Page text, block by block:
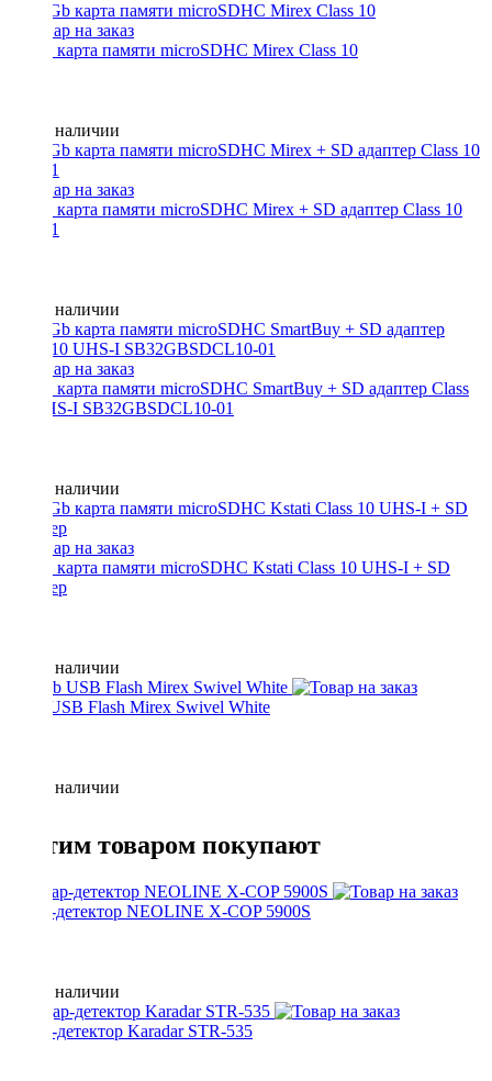
16 Gb карта памяти microSDHC Mirex Class 10
Нет в наличии
32 Gb карта памяти microSDHC Mirex + SD адаптер Class 10
UHS-1
Нет в наличии
32 Gb карта памяти microSDHC SmartBuy + SD адаптер Class
10 UHS-I SB32GBSDCL10-01
Нет в наличии
32 Gb карта памяти microSDHC Kstati Class 10 UHS-I + SD
адаптер
Нет в наличии
8 Gb USB Flash Mirex Swivel White
Нет в наличии
С этим товаром покупают
радар-детектор NEOLINE X-COP 5900S
Нет в наличии
Радар-детектор Karadar STR-535